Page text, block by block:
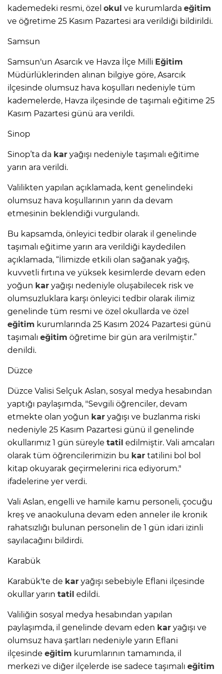
kademedeki resmi, özel okul ve kurumlarda eğitim
ve öğretime 25 Kasım Pazartesi ara verildiği bildirildi.
Samsun
Samsun'un Asarcık ve Havza İlçe Milli Eğitim
Müdürlüklerinden alınan bilgiye göre, Asarcık
ilçesinde olumsuz hava koşulları nedeniyle tüm
kademelerde, Havza ilçesinde de taşımalı eğitime 25
Kasım Pazartesi günü ara verildi.
Sinop
Sinop’ta da kar yağışı nedeniyle taşımalı eğitime
yarın ara verildi.
Valilikten yapılan açıklamada, kent genelindeki
olumsuz hava koşullarının yarın da devam
etmesinin beklendiği vurgulandı.
Bu kapsamda, önleyici tedbir olarak il genelinde
taşımalı eğitime yarın ara verildiği kaydedilen
açıklamada, “İlimizde etkili olan sağanak yağış,
kuvvetli fırtına ve yüksek kesimlerde devam eden
yoğun kar yağışı nedeniyle oluşabilecek risk ve
olumsuzluklara karşı önleyici tedbir olarak ilimiz
genelinde tüm resmi ve özel okullarda ve özel
eğitim kurumlarında 25 Kasım 2024 Pazartesi günü
taşımalı eğitim öğretime bir gün ara verilmiştir.”
denildi.
Düzce
Düzce Valisi Selçuk Aslan, sosyal medya hesabından
yaptığı paylaşımda, "Sevgili öğrenciler, devam
etmekte olan yoğun kar yağışı ve buzlanma riski
nedeniyle 25 Kasım Pazartesi günü il genelinde
okullarımız 1 gün süreyle tatil edilmiştir. Vali amcaları
olarak tüm öğrencilerimizin bu kar tatilini bol bol
kitap okuyarak geçirmelerini rica ediyorum."
ifadelerine yer verdi.
Vali Aslan, engelli ve hamile kamu personeli, çocuğu
kreş ve anaokuluna devam eden anneler ile kronik
rahatsızlığı bulunan personelin de 1 gün idari izinli
sayılacağını bildirdi.
Karabük
Karabük'te de kar yağışı sebebiyle Eflani ilçesinde
okullar yarın tatil edildi.
Valiliğin sosyal medya hesabından yapılan
paylaşımda, il genelinde devam eden kar yağışı ve
olumsuz hava şartları nedeniyle yarın Eflani
ilçesinde eğitim kurumlarının tamamında, il
merkezi ve diğer ilçelerde ise sadece taşımalı eğitim